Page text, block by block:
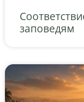
заповедям